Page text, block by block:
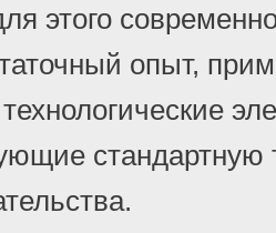
этого
опыт,
стандартную